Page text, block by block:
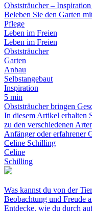
Obststräucher –
Beleben Sie den Garten
Pflege
Leben im Freien
Leben im Freien
Obststräucher
Garten
Anbau
Selbstangebaut
Inspiration
5 min
Obststräucher bringen
In diesem Artikel erhalten
zu den verschiedenen
Anfänger oder erfahrener
Celine Schilling
Celine
Schilling
Was kannst du von der
Beobachtung und Freude
Entdecke, wie du durch